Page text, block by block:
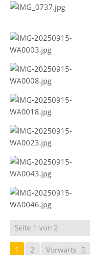
Seite 1 von 2
1 2 Vorwärts